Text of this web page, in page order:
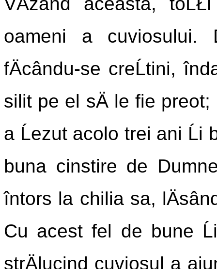
oameni a cuviosului.
fÄcându-se creĹtini,
silit pe el sÄ le fie
a Ĺezut acolo trei ani Ĺi
buna cinstire de
întors la chilia sa,
Cu acest fel de bune
strÄlucind cuviosul a